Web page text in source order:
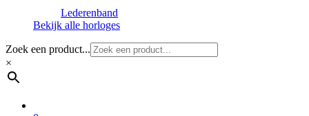
Lederenband
Bekijk alle horloges
Zoek een product...
×